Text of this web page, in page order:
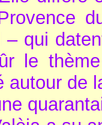
– qui
le
autour de